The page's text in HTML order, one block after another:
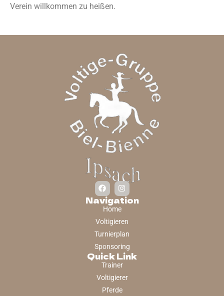
Verein willkommen zu heißen.
Navigation
Home
Voltigieren
Turnierplan
Sponsoring
Quick Link
Trainer
Voltigierer
Pferde